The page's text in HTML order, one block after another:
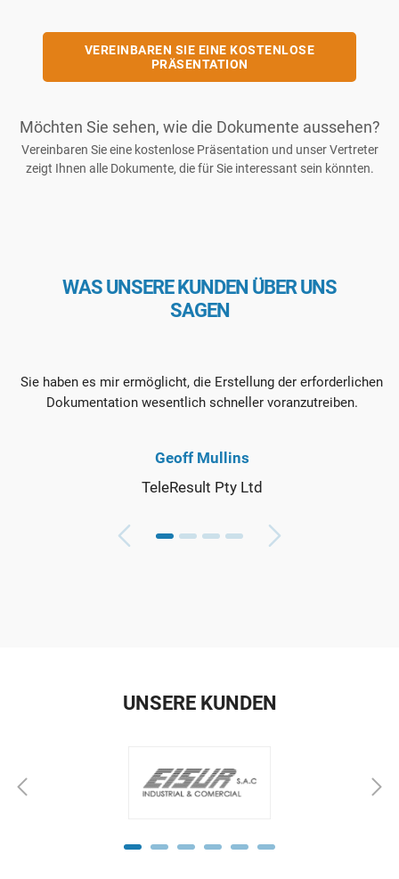
VEREINBAREN SIE EINE KOSTENLOSE
PRÄSENTATION
Möchten Sie sehen, wie die Dokumente aussehen?
Vereinbaren Sie eine kostenlose Präsentation und unser Vertreter
zeigt Ihnen alle Dokumente, die für Sie interessant sein könnten.
WAS UNSERE KUNDEN ÜBER UNS
SAGEN
Sie haben es mir ermöglicht, die Erstellung der erforderlichen
Dokumentation wesentlich schneller voranzutreiben.
Geoff Mullins
TeleResult Pty Ltd
UNSERE KUNDEN